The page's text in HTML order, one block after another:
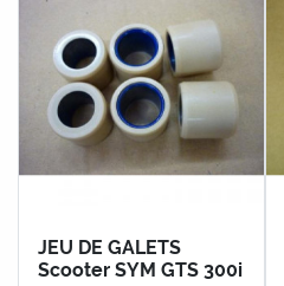
JEU DE GALETS
Scooter SYM GTS 300i